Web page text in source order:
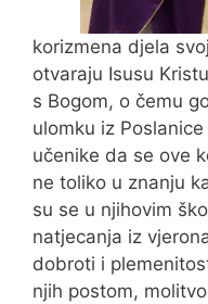
korizmena djela
otvaraju Isusu
s Bogom, o čemu
ulomku iz
učenike da se ove
ne toliko u znanju
su se u njihovim
natjecanja iz
dobroti i
njih postom,